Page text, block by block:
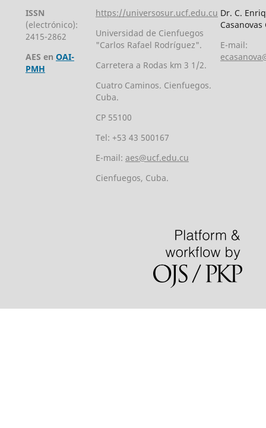
ISSN
(electrónico):
2415-2862
AES en OAI-
PMH
https://universosur.ucf.edu.cu
Universidad de Cienfuegos
"Carlos Rafael Rodríguez".
Carretera a Rodas km 3 1/2.
Cuatro Caminos. Cienfuegos.
Cuba.
CP 55100
Tel: +53 43 500167
E-mail: aes@ucf.edu.cu
Cienfuegos, Cuba.
Dr. C.
Casanovas
E-mail: